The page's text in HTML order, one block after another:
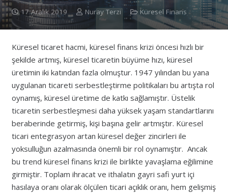
17 Aralık 2019 Nuray Terzi Küresel Finans
Küresel ticaret hacmi, küresel finans krizi öncesi hızlı bir
şekilde artmış, küresel ticaretin büyüme hızı, küresel
üretimin iki katından fazla olmuştur. 1947 yılından bu yana
uygulanan ticareti serbestleştirme politikaları bu artışta rol
oynamış, küresel üretime de katkı sağlamıştır. Üstelik
ticaretin serbestleşmesi daha yüksek yaşam standartlarını
beraberinde getirmiş, kişi başına gelir artmıştır. Küresel
ticari entegrasyon artan küresel değer zincirleri ile
yoksulluğun azalmasında önemli bir rol oynamıştır. Ancak
bu trend küresel finans krizi ile birlikte yavaşlama eğilimine
girmiştir. Toplam ihracat ve ithalatın gayri safi yurt içi
hasılaya oranı olarak ölçülen ticari açıklık oranı, hem gelişmiş